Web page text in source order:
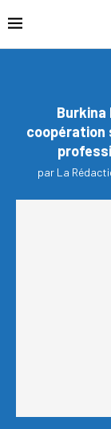
Burkina
coopération
par La